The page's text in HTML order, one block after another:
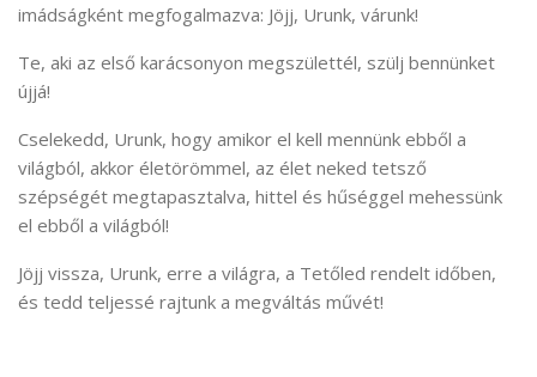
imádságként megfogalmazva: Jöjj, Urunk, várunk!
Te, aki az első karácsonyon megszülettél, szülj bennünket
újjá!
Cselekedd, Urunk, hogy amikor el kell mennünk ebből a
világból, akkor életörömmel, az élet neked tetsző
szépségét megtapasztalva, hittel és hűséggel mehessünk
el ebből a világból!
Jöjj vissza, Urunk, erre a világra, a Tetőled rendelt időben,
és tedd teljessé rajtunk a megváltás művét!